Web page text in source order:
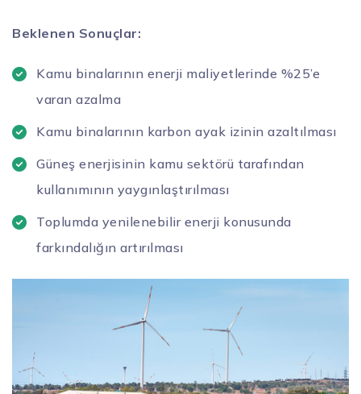
Beklenen Sonuçlar:
Kamu binalarının enerji maliyetlerinde %25’e
varan azalma
Kamu binalarının karbon ayak izinin azaltılması
Güneş enerjisinin kamu sektörü tarafından
kullanımının yaygınlaştırılması
Toplumda yenilenebilir enerji konusunda
farkındalığın artırılması